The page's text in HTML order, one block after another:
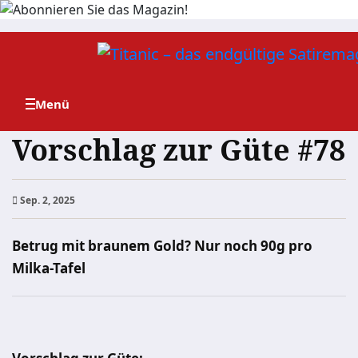
Zum
Vorschlag zur Güte #78
Sep. 2, 2025
Betrug mit braunem Gold? Nur noch 90g pro
Milka-Tafel